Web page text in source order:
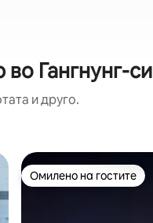
Гангнунг-си
и друго.
Омилено на гостите
Омилено на гостите